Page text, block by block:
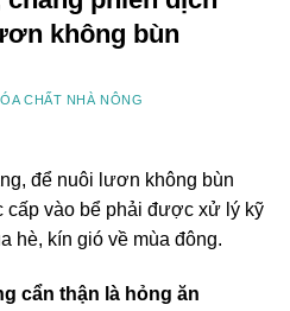
không bùn
CHẤT NHÀ NÔNG
để nuôi lươn không bùn
cấp vào bể phải được xử lý kỹ
hè, kín gió về mùa đông.
cẩn thận là hỏng ăn